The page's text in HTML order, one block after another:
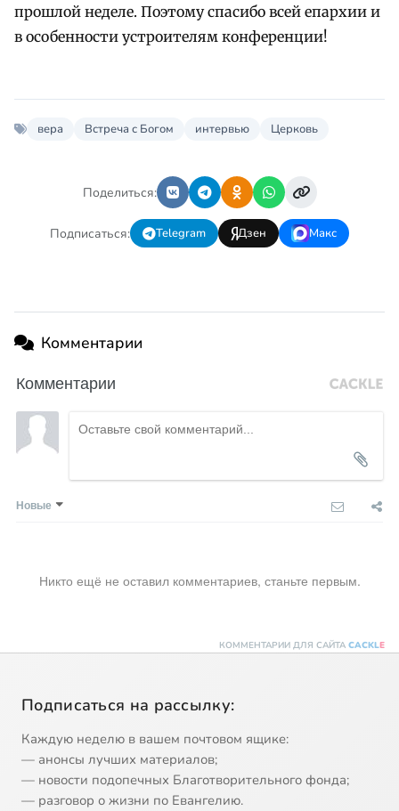
прошлой неделе. Поэтому спасибо всей епархии и
в особенности устроителям конференции!
вера Встреча с Богом интервью Церковь
Поделиться:
Подписаться: Telegram Дзен Макс
Комментарии
Комментарии
Новые
Никто ещё не оставил комментариев, станьте первым.
КОММЕНТАРИИ ДЛЯ САЙТА CACKLE
Подписаться на рассылку:
Каждую неделю в вашем почтовом ящике:
— анонсы лучших материалов;
— новости подопечных Благотворительного фонда;
— разговор о жизни по Евангелию.